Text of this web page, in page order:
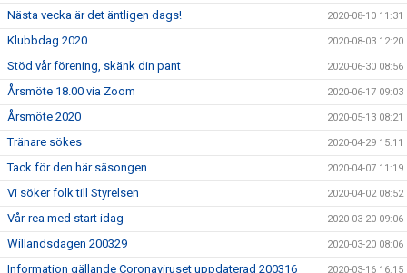
Nästa vecka är det äntligen dags! 2020-08-10 11:31
Klubbdag 2020 2020-08-03 12:20
Stöd vår förening, skänk din pant 2020-06-30 08:56
Årsmöte 18.00 via Zoom 2020-06-17 09:03
Årsmöte 2020 2020-05-13 08:21
Tränare sökes 2020-04-29 15:11
Tack för den här säsongen 2020-04-07 11:19
Vi söker folk till Styrelsen 2020-04-02 08:52
Vår-rea med start idag 2020-03-20 09:06
Willandsdagen 200329 2020-03-20 08:06
Information gällande Coronaviruset uppdaterad 200316 2020-03-16 16:15